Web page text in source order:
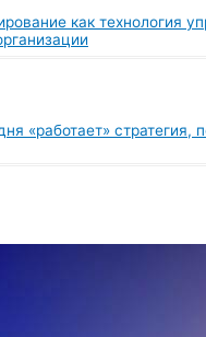
как технология
«работает» стратегия,